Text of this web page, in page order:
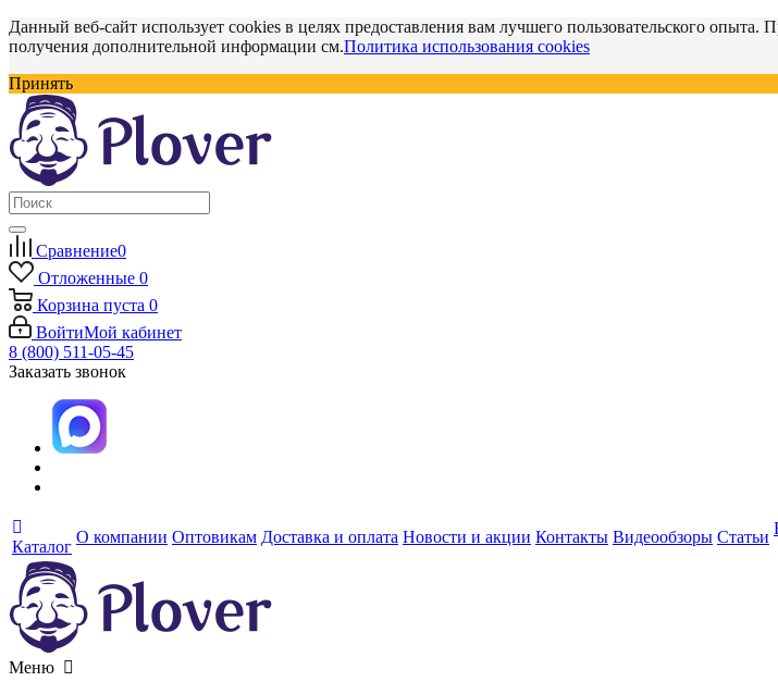
Данный веб-сайт использует cookies в целях предоставления вам лучшего пользовательского
получения дополнительной информации см.Политика использования cookies
Принять
Сравнение0
Отложенные 0
Корзина пуста 0
ВойтиМой кабинет
8 (800) 511-05-45
Заказать звонок
Каталог
О компании Оптовикам Доставка и оплата Новости и акции Контакты Видеообзоры Статьи
Меню